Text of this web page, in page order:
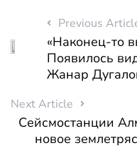
Previous
«Наконец-то
Появилось
Жанар
Next Article
Cейсмостанции
новое